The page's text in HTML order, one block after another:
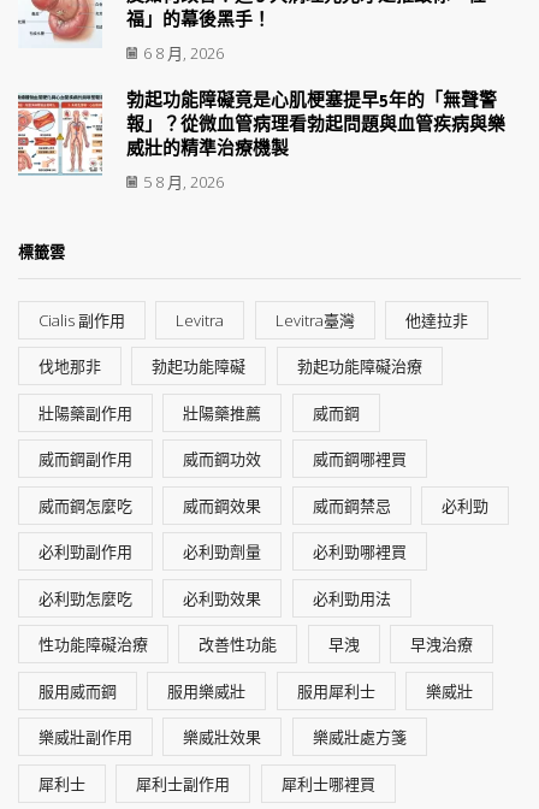
福」的幕後黑手！
6 8 月, 2026
勃起功能障礙竟是心肌梗塞提早5年的「無聲警
報」？從微血管病理看勃起問題與血管疾病與樂
威壯的精準治療機製
5 8 月, 2026
標籤雲
Cialis 副作用 Levitra Levitra臺灣 他達拉非
伐地那非 勃起功能障礙 勃起功能障礙治療
壯陽藥副作用 壯陽藥推薦 威而鋼
威而鋼副作用 威而鋼功效 威而鋼哪裡買
威而鋼怎麼吃 威而鋼效果 威而鋼禁忌 必利勁
必利勁副作用 必利勁劑量 必利勁哪裡買
必利勁怎麼吃 必利勁效果 必利勁用法
性功能障礙治療 改善性功能 早洩 早洩治療
服用威而鋼 服用樂威壯 服用犀利士 樂威壯
樂威壯副作用 樂威壯效果 樂威壯處方箋
犀利士 犀利士副作用 犀利士哪裡買